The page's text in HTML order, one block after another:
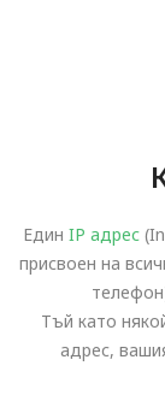
Един IP адрес
присвоен на
Тъй като
адрес,